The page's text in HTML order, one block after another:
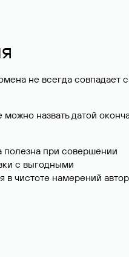
не всегда совпадает с
назвать датой
полезна при совершении
с выгодными
в чистоте намерений